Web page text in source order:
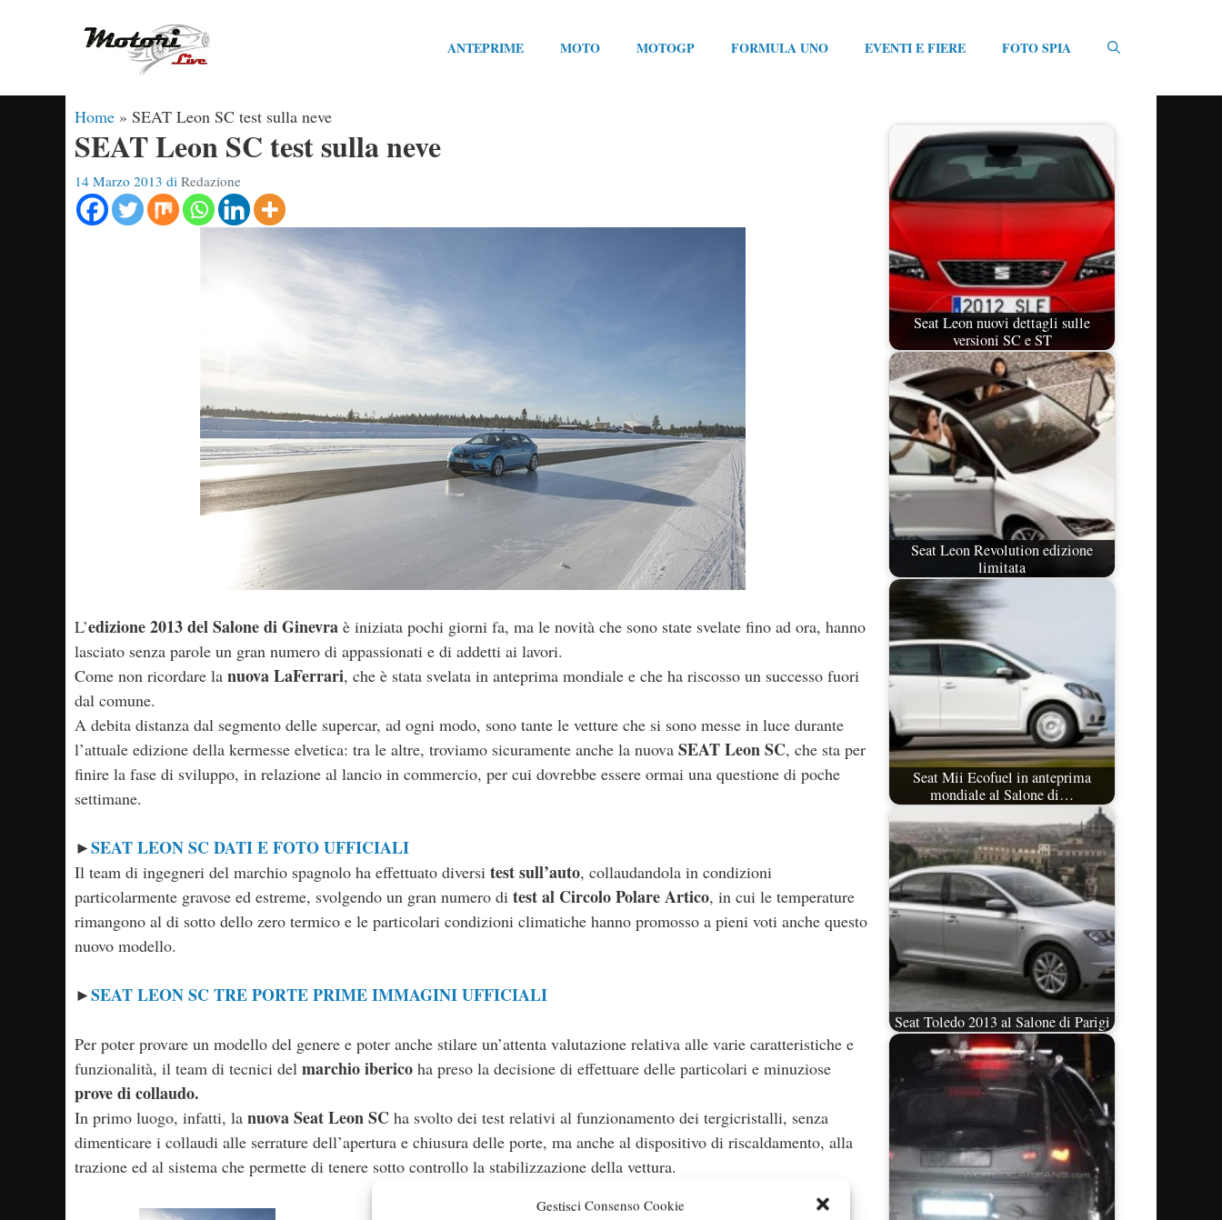
Gestisci Consenso Cookie
ANTEPRIME MOTO MOTOGP FORMULA UNO EVENTI E FIERE FOTO SPIA
Home » SEAT Leon SC test sulla neve
SEAT Leon SC test sulla neve
14 Marzo 2013 di Redazione
L’edizione 2013 del Salone di Ginevra è iniziata pochi giorni fa, ma le novità che sono state svelate fino ad ora, hanno
lasciato senza parole un gran numero di appassionati e di addetti ai lavori.
Come non ricordare la nuova LaFerrari, che è stata svelata in anteprima mondiale e che ha riscosso un successo fuori
dal comune.
A debita distanza dal segmento delle supercar, ad ogni modo, sono tante le vetture che si sono messe in luce durante
l’attuale edizione della kermesse elvetica: tra le altre, troviamo sicuramente anche la nuova SEAT Leon SC, che sta per
finire la fase di sviluppo, in relazione al lancio in commercio, per cui dovrebbe essere ormai una questione di poche
settimane.
►SEAT LEON SC DATI E FOTO UFFICIALI
Il team di ingegneri del marchio spagnolo ha effettuato diversi test sull’auto, collaudandola in condizioni
particolarmente gravose ed estreme, svolgendo un gran numero di test al Circolo Polare Artico, in cui le temperature
rimangono al di sotto dello zero termico e le particolari condizioni climatiche hanno promosso a pieni voti anche questo
nuovo modello.
►SEAT LEON SC TRE PORTE PRIME IMMAGINI UFFICIALI
Per poter provare un modello del genere e poter anche stilare un’attenta valutazione relativa alle varie caratteristiche e
funzionalità, il team di tecnici del marchio iberico ha preso la decisione di effettuare delle particolari e minuziose
prove di collaudo.
In primo luogo, infatti, la nuova Seat Leon SC ha svolto dei test relativi al funzionamento dei tergicristalli, senza
dimenticare i collaudi alle serrature dell’apertura e chiusura delle porte, ma anche al dispositivo di riscaldamento, alla
trazione ed al sistema che permette di tenere sotto controllo la stabilizzazione della vettura.
Seat Leon nuovi dettagli sulle
versioni SC e ST
Seat Leon Revolution edizione
limitata
Seat Mii Ecofuel in anteprima
mondiale al Salone di…
Seat Toledo 2013 al Salone di Parigi